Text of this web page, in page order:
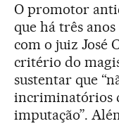
O promotor
que há três anos
com o juiz José
critério do
sustentar que
incriminatórios
imputação”.